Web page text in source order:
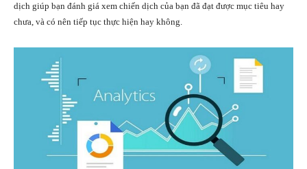
dịch giúp bạn đánh giá xem chiến dịch của bạn đã đạt được mục tiêu hay
chưa, và có nên tiếp tục thực hiện hay không.